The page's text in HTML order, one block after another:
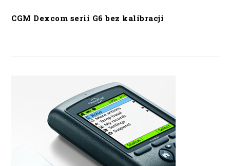
CGM Dexcom serii G6 bez kalibracji